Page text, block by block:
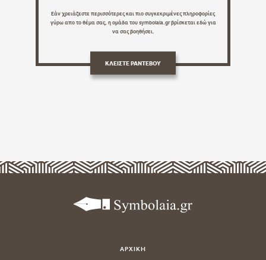
Εάν χρειάζεστε περισσότερες και πιο συγκεκριμένες πληροφορίες
γύρω απο το θέμα σας, η ομάδα του symbolaia.gr βρίσκεται εδώ για
να σας βοηθήσει.
ΚΛΕΙΣΤΕ ΡΑΝΤΕΒΟΥ
ΑΡΧΙΚΗ